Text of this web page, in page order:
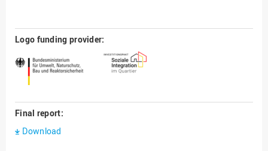
Logo funding provider:
Final report:
Download